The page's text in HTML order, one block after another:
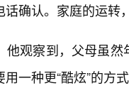
确认。家庭的运转
他观察到，父母虽
一种更“酷炫”的方